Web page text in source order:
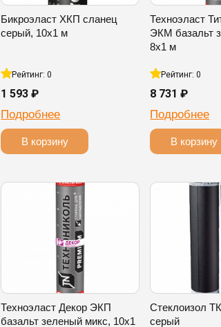
Бикроэласт ХКП сланец
серый, 10х1 м
Рейтинг: 0
1 593 ₽
Подробнее
В корзину
Техноэласт
ЭКМ базальт
8х1 м
Рейтинг: 0
8 731 ₽
Подробнее
В корзину
Техноэласт Декор ЭКП
базальт зеленый микс, 10х1
Стеклоизол
серый